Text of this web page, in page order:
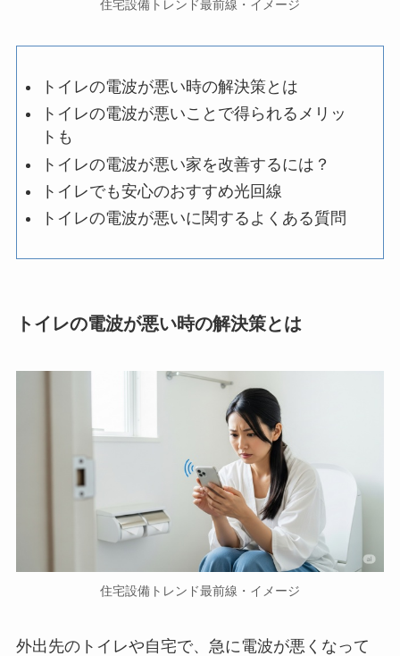
住宅設備トレンド最前線・イメージ
トイレの電波が悪い時の解決策とは
トイレの電波が悪いことで得られるメリッ
トも
トイレの電波が悪い家を改善するには？
トイレでも安心のおすすめ光回線
トイレの電波が悪いに関するよくある質問
トイレの電波が悪い時の解決策とは
住宅設備トレンド最前線・イメージ
外出先のトイレや自宅で、急に電波が悪くなって